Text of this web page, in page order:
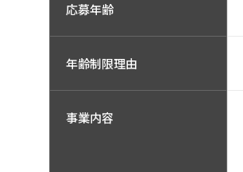
応募年齢
年齢制限理由
事業内容